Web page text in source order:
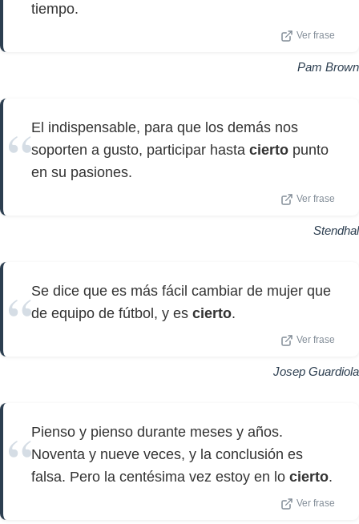
tiempo.
Ver frase
Pam Brown
El indispensable, para que los demás nos
soporten a gusto, participar hasta cierto punto
en su pasiones.
Ver frase
Stendhal
Se dice que es más fácil cambiar de mujer que
de equipo de fútbol, y es cierto.
Ver frase
Josep Guardiola
Pienso y pienso durante meses y años.
Noventa y nueve veces, y la conclusión es
falsa. Pero la centésima vez estoy en lo cierto.
Ver frase